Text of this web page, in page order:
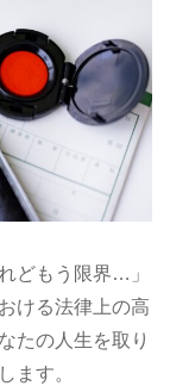
どもう限界…」
ける法律上の高
たの人生を取り
ます。